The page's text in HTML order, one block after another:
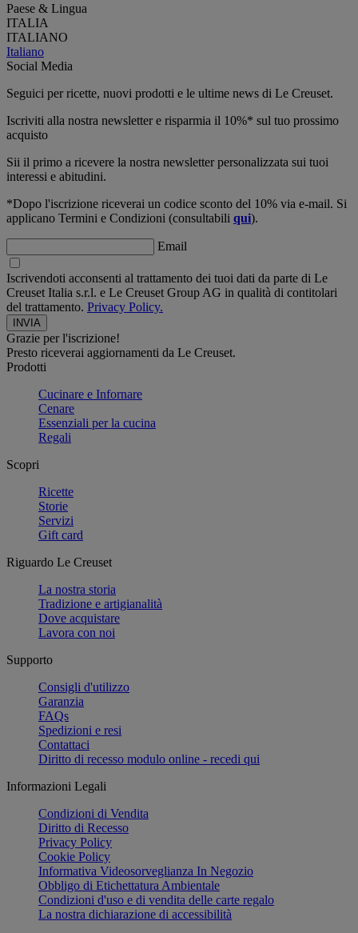
Paese & Lingua
ITALIA
ITALIANO
Italiano
Social Media
Seguici per ricette, nuovi prodotti e le ultime news di Le Creuset.
Iscriviti alla nostra newsletter e risparmia il 10%* sul tuo prossimo
acquisto
Sii il primo a ricevere la nostra newsletter personalizzata sui tuoi
interessi e abitudini.
*Dopo l'iscrizione riceverai un codice sconto del 10% via e-mail. Si
applicano Termini e Condizioni (consultabili qui).
Email
Iscrivendoti acconsenti al trattamento dei tuoi dati da parte di Le
Creuset Italia s.r.l. e Le Creuset Group AG in qualità di contitolari
del trattamento. Privacy Policy.
Grazie per l'iscrizione!
Presto riceverai aggiornamenti da Le Creuset.
Prodotti
Cucinare e Infornare
Cenare
Essenziali per la cucina
Regali
Scopri
Ricette
Storie
Servizi
Gift card
Riguardo Le Creuset
La nostra storia
Tradizione e artigianalità
Dove acquistare
Lavora con noi
Supporto
Consigli d'utilizzo
Garanzia
FAQs
Spedizioni e resi
Contattaci
Diritto di recesso modulo online - recedi qui
Informazioni Legali
Condizioni di Vendita
Diritto di Recesso
Privacy Policy
Cookie Policy
Informativa Videosorveglianza In Negozio
Obbligo di Etichettatura Ambientale
Condizioni d'uso e di vendita delle carte regalo
La nostra dichiarazione di accessibilità